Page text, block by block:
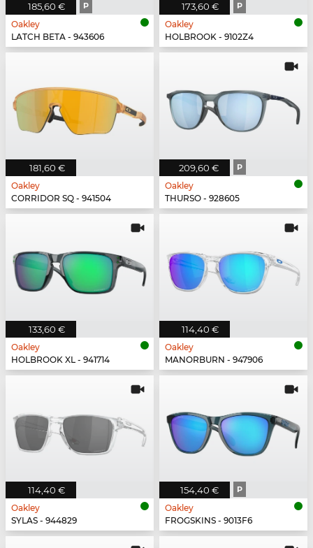
185,60 € P
Oakley
LATCH BETA - 943606
173,60 € P
Oakley
HOLBROOK - 9102Z4
181,60 €
Oakley
CORRIDOR SQ - 941504
209,60 € P
Oakley
THURSO - 928605
133,60 €
Oakley
HOLBROOK XL - 941714
114,40 €
Oakley
MANORBURN - 947906
114,40 €
Oakley
SYLAS - 944829
154,40 € P
Oakley
FROGSKINS - 9013F6